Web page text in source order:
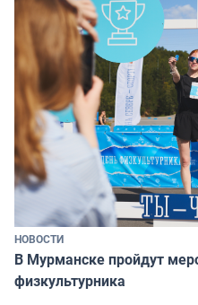
НОВОСТИ
В Мурманске пройдут
физкультурника